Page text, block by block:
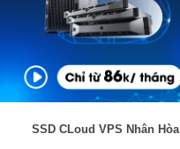
SSD CLoud VPS Nhân Hòa